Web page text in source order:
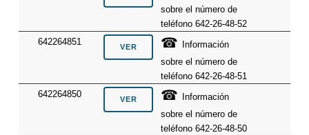
sobre el número de
teléfono 642-26-48-52
642264851
☎
Información
sobre el número de
teléfono 642-26-48-51
642264850
☎
Información
sobre el número de
teléfono 642-26-48-50